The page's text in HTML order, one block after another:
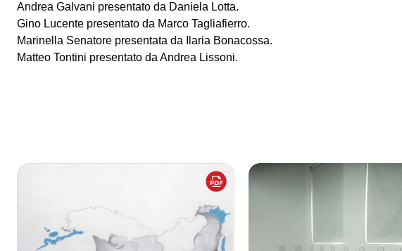
Andrea Galvani presentato da Daniela Lotta.
Gino Lucente presentato da Marco Tagliafierro.
Marinella Senatore presentata da Ilaria Bonacossa.
Matteo Tontini presentato da Andrea Lissoni.